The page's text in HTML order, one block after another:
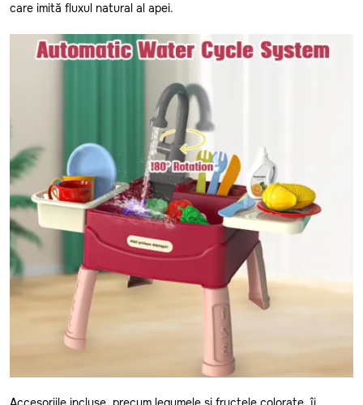
care imită fluxul natural al apei.
Calarasi
Cantemir
Cimislia
Comrat
Criuleni
Donduseni
Drochia
Floresti